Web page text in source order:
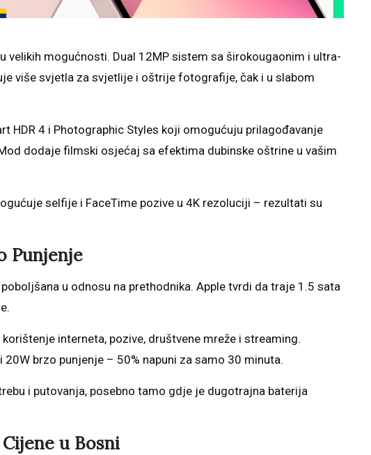
velikih mogućnosti. Dual 12MP sistem sa širokougaonim i ultra-
više svjetla za svjetlije i oštrije fotografije, čak i u slabom
HDR 4 i Photographic Styles koji omogućuju prilagođavanje
dodaje filmski osjećaj sa efektima dubinske oštrine u vašim
selfije i FaceTime pozive u 4K rezoluciji – rezultati su
Punjenje
u odnosu na prethodnika. Apple tvrdi da traje 1.5 sata
interneta, pozive, društvene mreže i streaming.
brzo punjenje – 50% napuni za samo 30 minuta.
i putovanja, posebno tamo gdje je dugotrajna baterija
u Bosni